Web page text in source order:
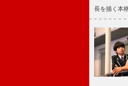
長を描く本